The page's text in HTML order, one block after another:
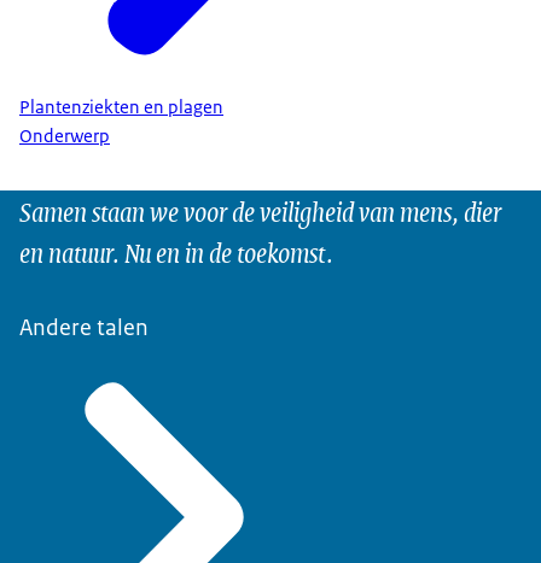
Plantenziekten en plagen
Onderwerp
Samen staan we voor de veiligheid van mens, dier
en natuur. Nu en in de toekomst.
Andere talen